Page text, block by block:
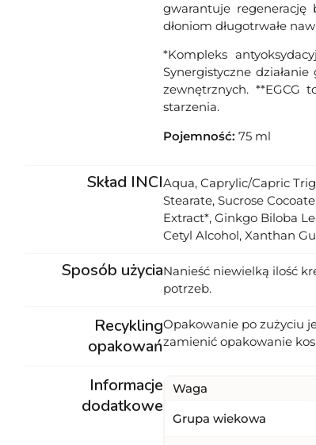
gwarantuje regenerację
dłoniom długotrwałe
*Kompleks
Synergistyczne
zewnętrznych. **EGCG
starzenia.
Pojemność: 75 ml
Skład INCIAqua, Caprylic/Capric
Stearate, Sucrose
Extract*, Ginkgo Biloba
Cetyl Alcohol, Xanthan
Sposób użyciaNanieść niewielką ilość
potrzeb.
Recykling
opakowań
Opakowanie po zużyciu
zamienić opakowanie
Informacje
dodatkowe
Waga
Grupa wiekowa